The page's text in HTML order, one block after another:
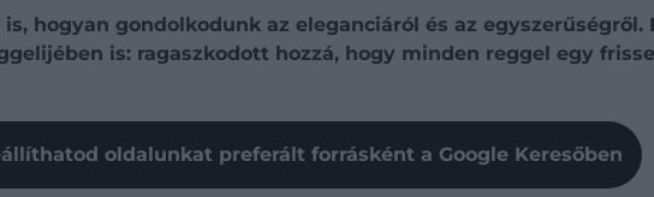
hogyan gondolkodunk az eleganciáról és az egyszerűségről.
is: ragaszkodott hozzá, hogy minden reggel egy
oldalunkat preferált forrásként a Google Keresőben